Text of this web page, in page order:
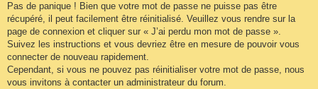
Pas de panique ! Bien que votre mot de passe ne puisse pas être
récupéré, il peut facilement être réinitialisé. Veuillez vous rendre sur la
page de connexion et cliquer sur « J’ai perdu mon mot de passe ».
Suivez les instructions et vous devriez être en mesure de pouvoir vous
connecter de nouveau rapidement.
Cependant, si vous ne pouvez pas réinitialiser votre mot de passe, nous
vous invitons à contacter un administrateur du forum.